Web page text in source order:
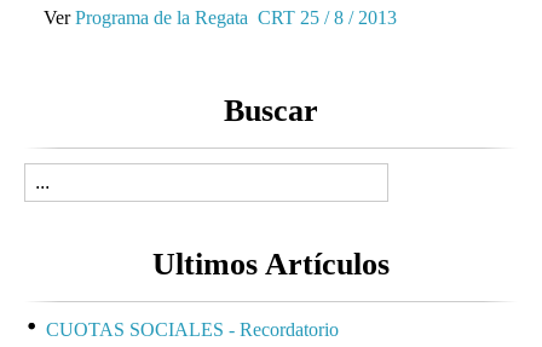
VerPrograma de la Regata CRT 25 / 8 / 2013
Buscar
Ultimos Artículos
CUOTAS SOCIALES - Recordatorio